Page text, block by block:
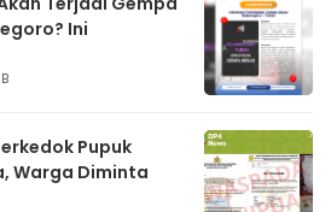
Ini
Pupuk
Warga Diminta